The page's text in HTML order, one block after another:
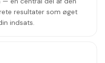
resultater som øget
indsats.